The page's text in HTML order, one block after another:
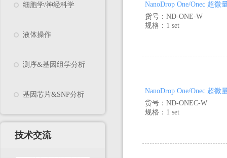
细胞学/神经科学
液体操作
测序&基因组学分析
基因芯片&SNP分析
技术交流
NanoDrop One/Onec 超微
货号：ND-ONE-W
规格：1 set
NanoDrop One/Onec 超
货号：ND-ONEC-W
规格：1 set